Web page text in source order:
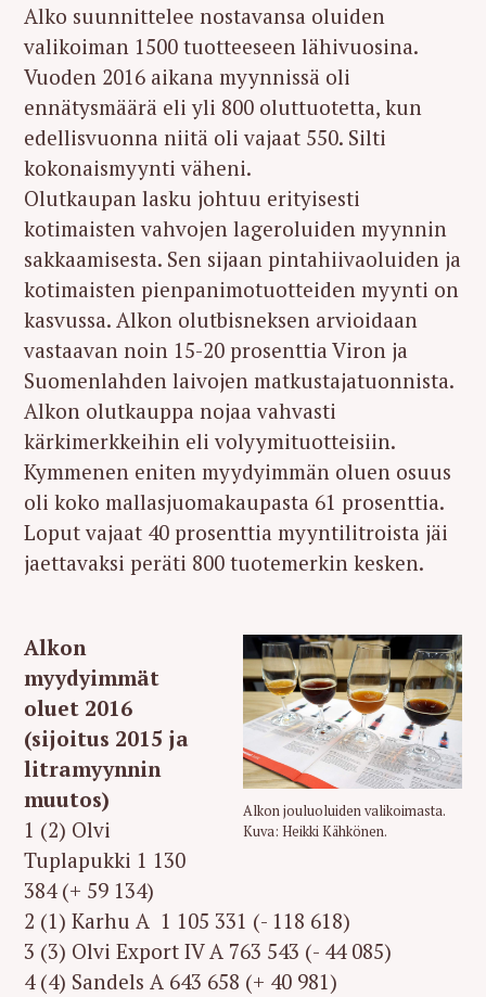
Alko suunnittelee nostavansa oluiden
valikoiman 1500 tuotteeseen lähivuosina.
Vuoden 2016 aikana myynnissä oli
ennätysmäärä eli yli 800 oluttuotetta, kun
edellisvuonna niitä oli vajaat 550. Silti
kokonaismyynti väheni.
Olutkaupan lasku johtuu erityisesti
kotimaisten vahvojen lageroluiden myynnin
sakkaamisesta. Sen sijaan pintahiivaoluiden ja
kotimaisten pienpanimotuotteiden myynti on
kasvussa. Alkon olutbisneksen arvioidaan
vastaavan noin 15-20 prosenttia Viron ja
Suomenlahden laivojen matkustajatuonnista.
Alkon olutkauppa nojaa vahvasti
kärkimerkkeihin eli volyymituotteisiin.
Kymmenen eniten myydyimmän oluen osuus
oli koko mallasjuomakaupasta 61 prosenttia.
Loput vajaat 40 prosenttia myyntilitroista jäi
jaettavaksi peräti 800 tuotemerkin kesken.
Alkon jouluoluiden valikoimasta.
Kuva: Heikki Kähkönen.
Alkon
myydyimmät
oluet 2016
(sijoitus 2015 ja
litramyynnin
muutos)
1 (2) Olvi
Tuplapukki 1 130
384 (+ 59 134)
2 (1) Karhu A 1 105 331 (- 118 618)
3 (3) Olvi Export IV A 763 543 (- 44 085)
4 (4) Sandels A 643 658 (+ 40 981)